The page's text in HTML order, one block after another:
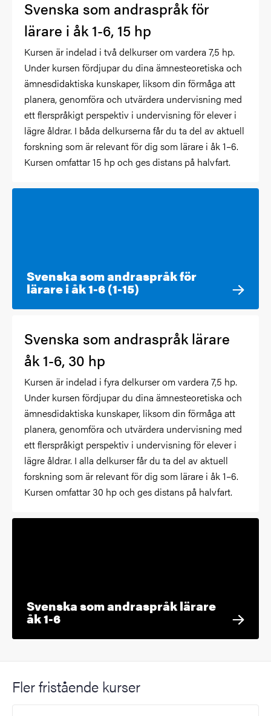
Svenska som andraspråk för
lärare i åk 1-6, 15 hp
Kursen är indelad i två delkurser om vardera 7,5 hp.
Under kursen fördjupar du dina ämnesteoretiska och
ämnesdidaktiska kunskaper, liksom din förmåga att
planera, genomföra och utvärdera undervisning med
ett flerspråkigt perspektiv i undervisning för elever i
lägre åldrar. I båda delkurserna får du ta del av aktuell
forskning som är relevant för dig som lärare i åk 1–6.
Kursen omfattar 15 hp och ges distans på halvfart.
Svenska som andraspråk för
lärare i åk 1-6 (1-15)
Svenska som andraspråk lärare
åk 1-6, 30 hp
Kursen är indelad i fyra delkurser om vardera 7,5 hp.
Under kursen fördjupar du dina ämnesteoretiska och
ämnesdidaktiska kunskaper, liksom din förmåga att
planera, genomföra och utvärdera undervisning med
ett flerspråkigt perspektiv i undervisning för elever i
lägre åldrar. I alla delkurser får du ta del av aktuell
forskning som är relevant för dig som lärare i åk 1–6.
Kursen omfattar 30 hp och ges distans på halvfart.
Svenska som andraspråk lärare
åk 1-6
Fler fristående kurser